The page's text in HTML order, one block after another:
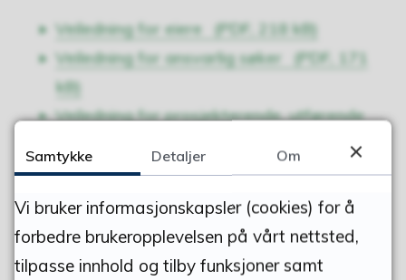
Veiledning for eiere
(PDF, 218 kB)
Veiledning for ansvarlig søker
(PDF, 171
kB)
Veiledning for prosjekterende, utførende
og kontrollerende av mindre avløpsanlegg
(PDF, 202 kB)
Publisert 22.02.2018 13.11
Sist endret 05.03.2026 12.41
Samtykke Detaljer Om
Vi bruker informasjonskapsler (cookies) for å
forbedre brukeropplevelsen på vårt nettsted,
tilpasse innhold og tilby funksjoner samt